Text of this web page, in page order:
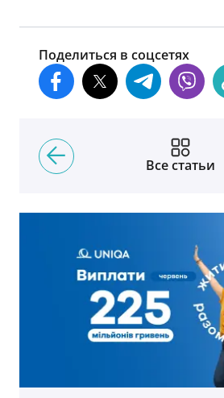
Поделиться в соцсетях
Все статьи